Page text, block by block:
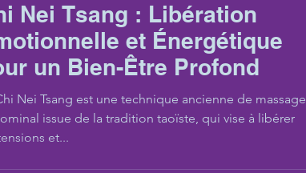
Nei Tsang : Libération
et Énergétique
un Bien-Être Profond
Nei Tsang est une technique ancienne de massage
issue de la tradition taoïste, qui vise à libérer
et...